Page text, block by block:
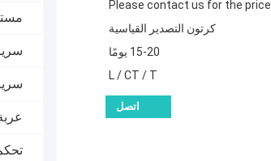
Please contact us for the price
كرتون التصدير القياسية
15-20 يومًا
L / CT / T
اتصل